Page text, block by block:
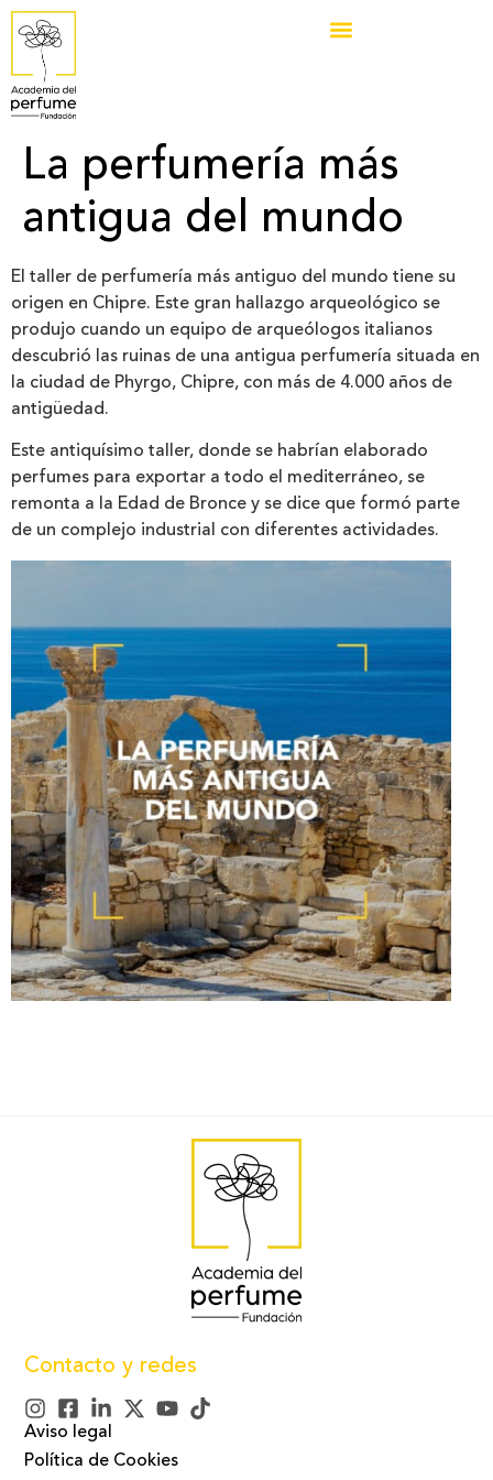
La perfumería más
antigua del mundo
El taller de perfumería más antiguo del mundo tiene su
origen en Chipre. Este gran hallazgo arqueológico se
produjo cuando un equipo de arqueólogos italianos
descubrió las ruinas de una antigua perfumería situada en
la ciudad de Phyrgo, Chipre, con más de 4.000 años de
antigüedad.
Este antiquísimo taller, donde se habrían elaborado
perfumes para exportar a todo el mediterráneo, se
remonta a la Edad de Bronce y se dice que formó parte
de un complejo industrial con diferentes actividades.
Contacto y redes
Aviso legal
Política de Cookies